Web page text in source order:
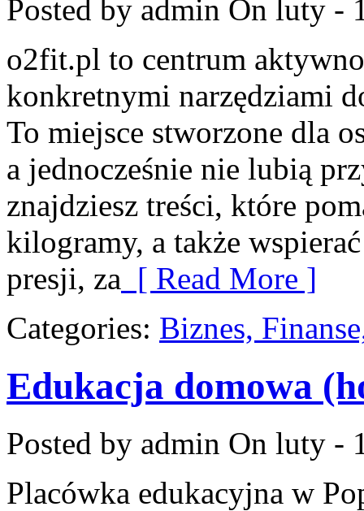
Posted by admin On luty -
o2fit.pl to centrum
konkretnymi narzędziami
To miejsce stworzone dla
a jednocześnie nie lubią
znajdziesz treści, które
kilogramy, a także
presji, za [ Read More ]
Categories: Biznes,
Edukacja domowa
Posted by admin On luty -
Placówka edukacyjna w